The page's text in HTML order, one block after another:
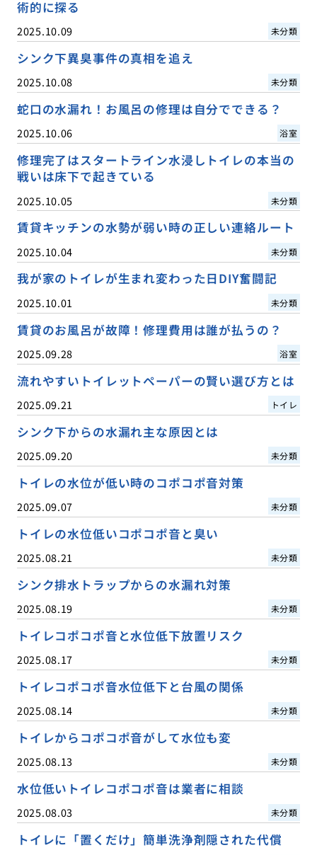
術的に探る
2025.10.09 未分類
シンク下異臭事件の真相を追え
2025.10.08 未分類
蛇口の水漏れ！お風呂の修理は自分でできる？
2025.10.06 浴室
修理完了はスタートライン水浸しトイレの本当の
戦いは床下で起きている
2025.10.05 未分類
賃貸キッチンの水勢が弱い時の正しい連絡ルート
2025.10.04 未分類
我が家のトイレが生まれ変わった日DIY奮闘記
2025.10.01 未分類
賃貸のお風呂が故障！修理費用は誰が払うの？
2025.09.28 浴室
流れやすいトイレットペーパーの賢い選び方とは
2025.09.21 トイレ
シンク下からの水漏れ主な原因とは
2025.09.20 未分類
トイレの水位が低い時のコポコポ音対策
2025.09.07 未分類
トイレの水位低いコポコポ音と臭い
2025.08.21 未分類
シンク排水トラップからの水漏れ対策
2025.08.19 未分類
トイレコポコポ音と水位低下放置リスク
2025.08.17 未分類
トイレコポコポ音水位低下と台風の関係
2025.08.14 未分類
トイレからコポコポ音がして水位も変
2025.08.13 未分類
水位低いトイレコポコポ音は業者に相談
2025.08.03 未分類
トイレに「置くだけ」簡単洗浄剤隠された代償